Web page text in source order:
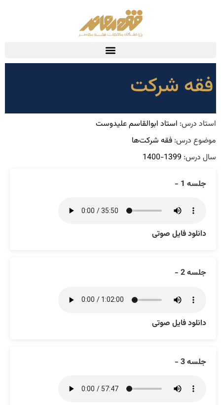
فقه شرکت
استاد درس: استاد ابوالقاسم علیدوست
موضوع درس: فقه شرکت‌ها
سال درس: 1399-1400
جلسه 1 -
دانلود فایل صوتی
جلسه 2 -
دانلود فایل صوتی
جلسه 3 -